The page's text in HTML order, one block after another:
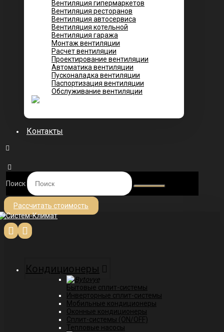
Вентиляция гипермаркетов
Вентиляция ресторанов
Вентиляция автосервиса
Вентиляция котельной
Вентиляция гаража
Монтаж вентиляции
Расчет вентиляции
Проектирование вентиляции
Автоматика вентиляции
Пусконаладка вентиляции
Паспортизация вентиляции
Обслуживание вентиляции
Контакты
Поиск
Рассчитать стоимость
Кондиционеры
Бытовые сплит-системы
Инверторные сплит-системы
Мобильные кондиционеры
Оконные кондиционеры
Сплит-системы (ON/OFF)
Тепловые насосы